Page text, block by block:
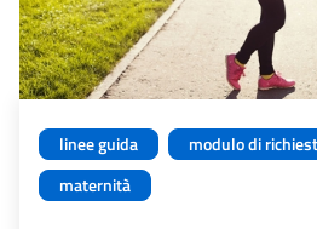
linee guida
modulo di
maternità